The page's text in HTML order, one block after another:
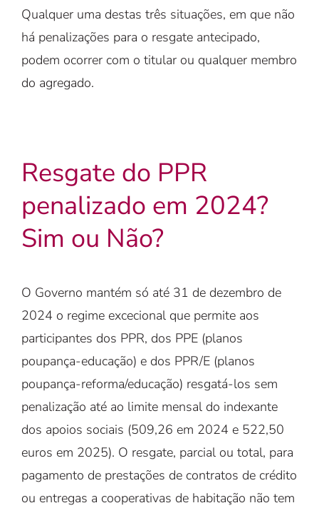
Qualquer uma destas três situações, em que não
há penalizações para o resgate antecipado,
podem ocorrer com o titular ou qualquer membro
do agregado.
Resgate do PPR
penalizado em 2024?
Sim ou Não?
O Governo mantém só até 31 de dezembro de
2024 o regime excecional que permite aos
participantes dos PPR, dos PPE (planos
poupança-educação) e dos PPR/E (planos
poupança-reforma/educação) resgatá-los sem
penalização até ao limite mensal do indexante
dos apoios sociais (509,26 em 2024 e 522,50
euros em 2025). O resgate, parcial ou total, para
pagamento de prestações de contratos de crédito
ou entregas a cooperativas de habitação não tem